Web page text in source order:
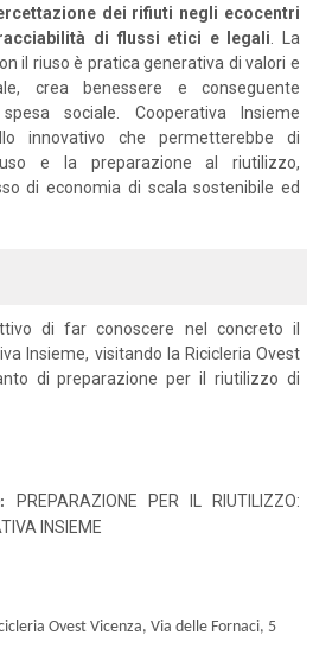
dei rifiuti negli ecocentri
di flussi etici e legali. La
il riuso è pratica generativa di valori e
crea benessere e conseguente
sociale. Cooperativa Insieme
innovativo che permetterebbe di
e la preparazione al riutilizzo,
di economia di scala sostenibile ed
di far conoscere nel concreto il
Insieme, visitando la Ricicleria Ovest
di preparazione per il riutilizzo di
PREPARAZIONE PER IL RIUTILIZZO:
INSIEME
Ovest Vicenza, Via delle Fornaci, 5